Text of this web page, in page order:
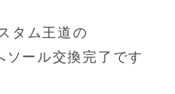
タム王道の
ソール交換完了です